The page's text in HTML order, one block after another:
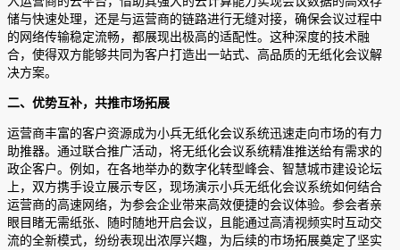
储与快速处理，还是与运营商的链路进行无缝对接，确保会议过程中
的网络传输稳定流畅，都展现出极高的适配性。这种深度的技术融
合，使得双方能够共同为客户打造出一站式、高品质的无纸化会议解
决方案。
二、优势互补，共推市场拓展
运营商丰富的客户资源成为小兵无纸化会议系统迅速走向市场的有力
助推器。通过联合推广活动，将无纸化会议系统精准推送给有需求的
政企客户。例如，在各地举办的数字化转型峰会、智慧城市建设论坛
上，双方携手设立展示专区，现场演示小兵无纸化会议系统如何结合
运营商的高速网络，为参会企业带来高效便捷的会议体验。参会者亲
眼目睹无需纸张、随时随地开启会议，且能通过高清视频实时互动交
流的全新模式，纷纷表现出浓厚兴趣，为后续的市场拓展奠定了坚实